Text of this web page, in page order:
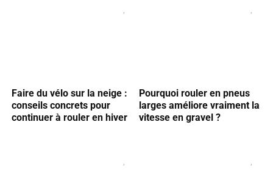
Faire du vélo sur la neige :
conseils concrets pour
continuer à rouler en hiver
Pourquoi rouler en pneus
larges améliore vraiment la
vitesse en gravel ?